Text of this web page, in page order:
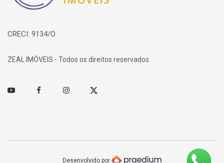
CRECI: 9134/O
ZEAL IMÓVEIS - Todos os direitos reservados.
Youtube FacebookInstagramTwitter
Desenvolvido por